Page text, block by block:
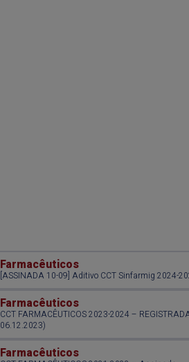
Farmacêuticos
[ASSINADA 10-09] Aditivo CCT Sinfarmig 2024-
Farmacêuticos
CCT FARMACÊUTICOS 2023-2024 –
06.12.2023)
Farmacêuticos